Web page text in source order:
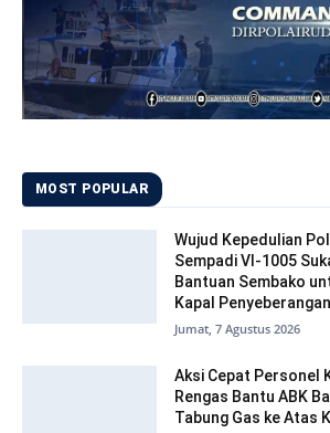
MOST POPULAR
Wujud Kepedulian
Sempadi VI-1005
Bantuan Sembako
Kapal Penyeberangan
Jumat, 7 Agustus 2026
Aksi Cepat Personel
Rengas Bantu ABK
Tabung Gas ke Atas